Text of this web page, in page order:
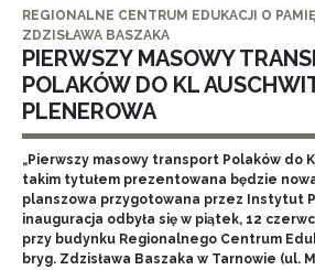
REGIONALNE CENTRUM EDUKACJI O
ZDZISŁAWA BASZAKA
PIERWSZY MASOWY
POLAKÓW DO KL
PLENEROWA
„Pierwszy masowy transport Polaków do
takim tytułem prezentowana będzie
planszowa przygotowana przez Instytut
inauguracja odbyła się w piątek, 12
przy budynku Regionalnego Centrum
bryg. Zdzisława Baszaka w Tarnowie (ul.